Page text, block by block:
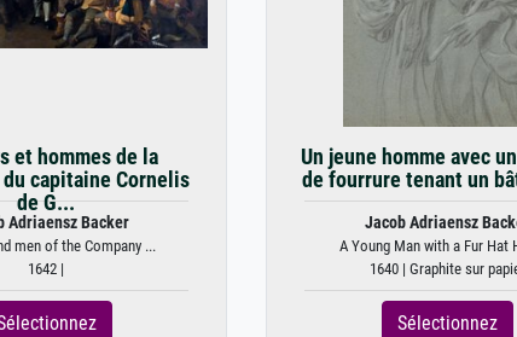
et hommes de la
capitaine Cornelis
de G...
Adriaensz Backer
men of the Company ...
1642 |
Un jeune homme avec
de fourrure tenant un
Jacob Adriaensz
A Young Man with a Fur Hat
1640 | Graphite sur
Sélectionnez